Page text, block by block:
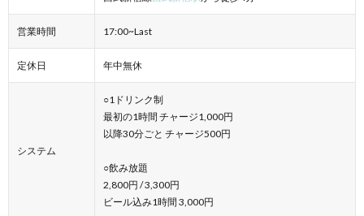
営業時間 17:00~Last
定休日 年中無休
システム
○1ドリンク制
最初の1時間 チャージ1,000円
以降30分ごと チャージ500円
○飲み放題
2,800円 / 3,300円
ビール込み1時間 3,000円